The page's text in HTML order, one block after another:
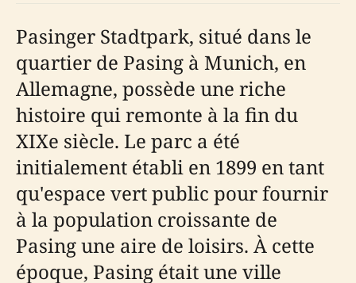
Pasinger Stadtpark, situé dans le
quartier de Pasing à Munich, en
Allemagne, possède une riche
histoire qui remonte à la fin du
XIXe siècle. Le parc a été
initialement établi en 1899 en tant
qu'espace vert public pour fournir
à la population croissante de
Pasing une aire de loisirs. À cette
époque, Pasing était une ville